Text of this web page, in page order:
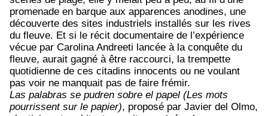
promenade en barque aux apparences anodines, une
découverte des sites industriels installés sur les rives
du fleuve. Et si le récit documentaire de l’expérience
vécue par Carolina Andreeti lancée à la conquête du
fleuve, aurait gagné à être raccourci, la trempette
quotidienne de ces citadins innocents ou ne voulant
pas voir ne manquait pas de faire frémir.
Las palabras se pudren sobre el papel (Les mots
pourrissent sur le papier), proposé par Javier del Olmo,